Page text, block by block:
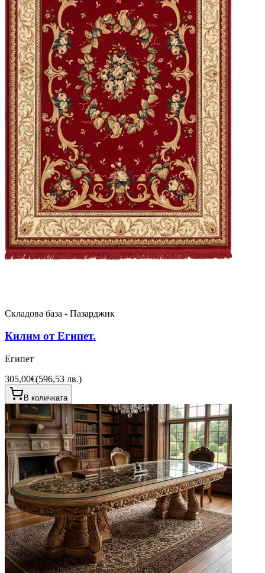
Складова база - Пазарджик
Килим от Египет.
Египет
305,00€(596,53 лв.)
В количката